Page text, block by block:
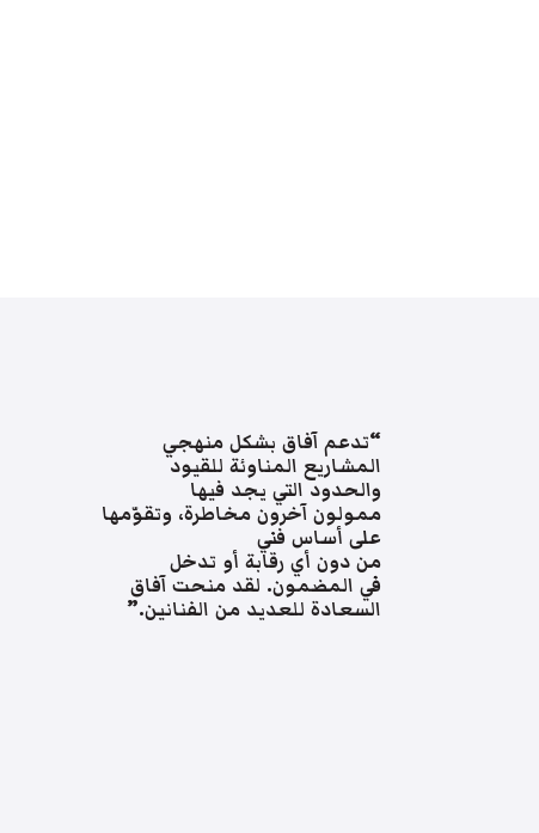
“تدعم آفاق بشكل منهجي
المشاريع المناوئة للقيود
والحدود التي يجد فيها
ممولون آخرون مخاطرة، وتقوّمها
على أساس فني
من دون أي رقابة أو تدخل
في المضمون. لقد منحت آفاق
السعادة للعديد من الفنانين.”